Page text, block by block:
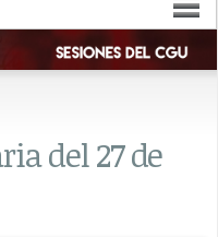
del 27 de